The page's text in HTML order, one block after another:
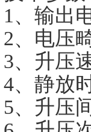
1、输出
2、电压
3、升压
4、静放
5、升压